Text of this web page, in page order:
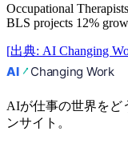
Occupational
BLS projects 12%
[出典: AI Changing
AIが仕事の世界をど
ンサイト。